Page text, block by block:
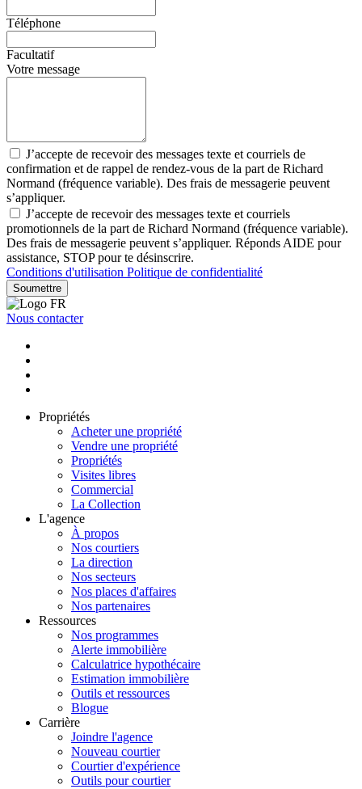
Téléphone
Facultatif
Votre message
J’accepte de recevoir des messages texte et courriels de
confirmation et de rappel de rendez-vous de la part de Richard
Normand (fréquence variable). Des frais de messagerie peuvent
s’appliquer.
J’accepte de recevoir des messages texte et courriels
promotionnels de la part de Richard Normand (fréquence variable).
Des frais de messagerie peuvent s’appliquer. Réponds AIDE pour
assistance, STOP pour te désinscrire.
Conditions d'utilisation Politique de confidentialité
Soumettre
Nous contacter
Propriétés
Acheter une propriété
Vendre une propriété
Propriétés
Visites libres
Commercial
La Collection
L'agence
À propos
Nos courtiers
La direction
Nos secteurs
Nos places d'affaires
Nos partenaires
Ressources
Nos programmes
Alerte immobilière
Calculatrice hypothécaire
Estimation immobilière
Outils et ressources
Blogue
Carrière
Joindre l'agence
Nouveau courtier
Courtier d'expérience
Outils pour courtier